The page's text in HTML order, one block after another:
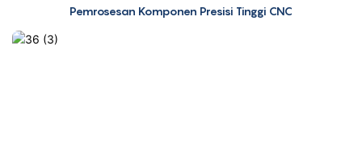
Pemrosesan Komponen Presisi Tinggi CNC